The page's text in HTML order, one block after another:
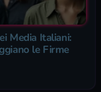
Media Italiani:
le Firme